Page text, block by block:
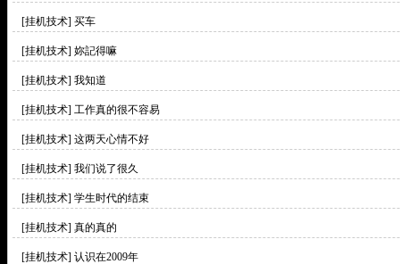
[挂机技术] 买车
[挂机技术] 妳記得嘛
[挂机技术] 我知道
[挂机技术] 工作真的很不容易
[挂机技术] 这两天心情不好
[挂机技术] 我们说了很久
[挂机技术] 学生时代的结束
[挂机技术] 真的真的
[挂机技术] 认识在2009年